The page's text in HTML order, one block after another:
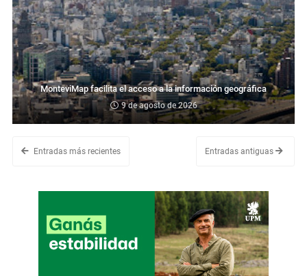
MonteviMap facilita el acceso a la información geográfica
9 de agosto de 2026
Entradas más recientes Entradas antiguas